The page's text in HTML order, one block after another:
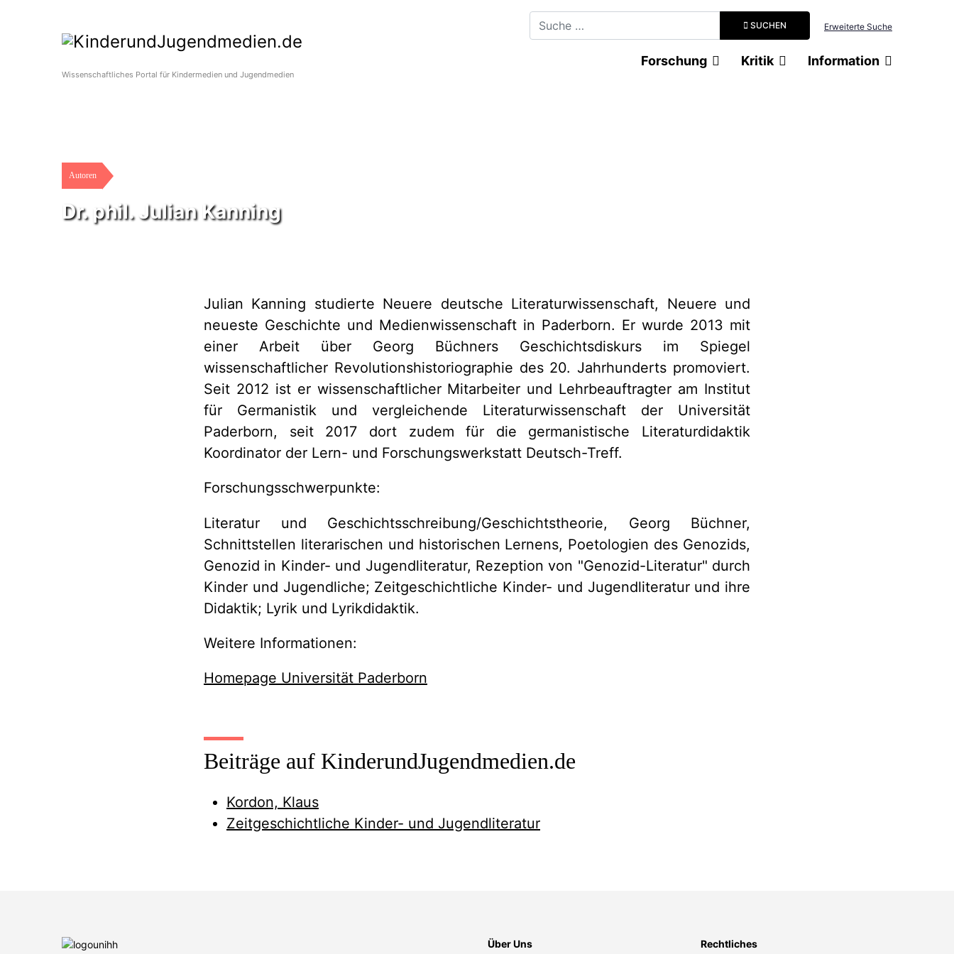
SUCHEN Erweiterte Suche
Wissenschaftliches Portal für Kindermedien und Jugendmedien
Forschung Kritik Information
Autoren
Dr. phil. Julian Kanning
Julian Kanning studierte Neuere deutsche Literaturwissenschaft, Neuere und
neueste Geschichte und Medienwissenschaft in Paderborn. Er wurde 2013 mit
einer Arbeit über Georg Büchners Geschichtsdiskurs im Spiegel
wissenschaftlicher Revolutionshistoriographie des 20. Jahrhunderts promoviert.
Seit 2012 ist er wissenschaftlicher Mitarbeiter und Lehrbeauftragter am Institut
für Germanistik und vergleichende Literaturwissenschaft der Universität
Paderborn, seit 2017 dort zudem für die germanistische Literaturdidaktik
Koordinator der Lern- und Forschungswerkstatt Deutsch-Treff.
Forschungsschwerpunkte:
Literatur und Geschichtsschreibung/Geschichtstheorie, Georg Büchner,
Schnittstellen literarischen und historischen Lernens, Poetologien des Genozids,
Genozid in Kinder- und Jugendliteratur, Rezeption von "Genozid-Literatur" durch
Kinder und Jugendliche; Zeitgeschichtliche Kinder- und Jugendliteratur und ihre
Didaktik; Lyrik und Lyrikdidaktik.
Weitere Informationen:
Homepage Universität Paderborn
Beiträge auf KinderundJugendmedien.de
Kordon, Klaus
Zeitgeschichtliche Kinder- und Jugendliteratur
Über Uns
Rechtliches